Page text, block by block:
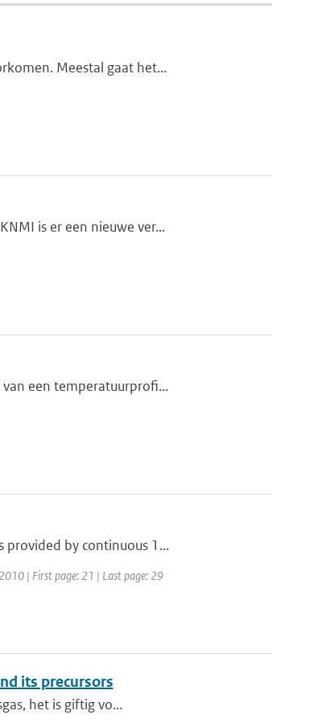
Meestal gaat het...
is er een nieuwe ver...
een temperatuurprofi...
provided by continuous 1...
| First page: 21 | Last page: 29
its precursors
het is giftig vo...